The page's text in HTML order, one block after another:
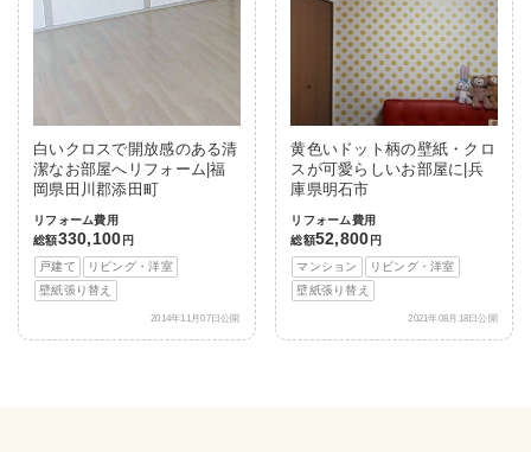
白いクロスで開放感のある清
潔なお部屋へリフォーム|福
岡県田川郡添田町
リフォーム費用
総額330,100 円
戸建て
リビング・洋室
壁紙張り替え
2014年11月07日公開
黄色いドット柄の壁紙・クロ
スが可愛らしいお部屋に|兵
庫県明石市
リフォーム費用
総額52,800 円
マンション
リビング・洋室
壁紙張り替え
2021年08月18日公開